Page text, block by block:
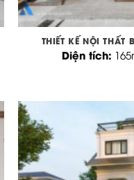
THIẾT KẾ NỘI THẤT
Diện tích: